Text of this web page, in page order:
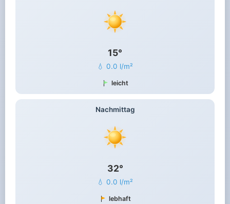
15°
💧 0.0 l/m²
leicht
Nachmittag
32°
💧 0.0 l/m²
lebhaft